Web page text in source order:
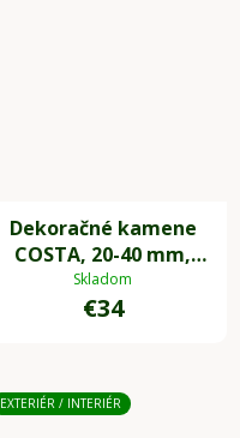
Dekoračné kamene
COSTA, 20-40 mm,
plast, biela
Skladom
€34
EXTERIÉR / INTERIÉR